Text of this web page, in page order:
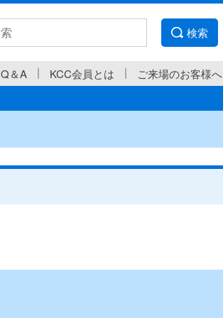
検索
Q＆A KCC会員とは ご来場のお客様へ